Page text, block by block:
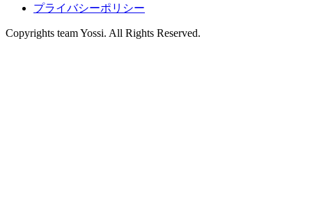
プライバシーポリシー
Copyrights team Yossi. All Rights Reserved.